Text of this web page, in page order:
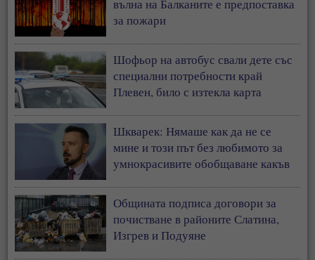
вълна на Балканите е предпоставка
за пожари
Шофьор на автобус свали дете със
специални потребности край
Плевен, било с изтекла карта
Шкварек: Нямаше как да не се
мине и този път без любимото за
умнокрасивите обобщаване какъв
антисемити сме българите
Общината подписа договори за
почистване в районите Слатина,
Изгрев и Подуяне